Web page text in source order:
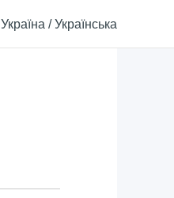
Україна /Українська